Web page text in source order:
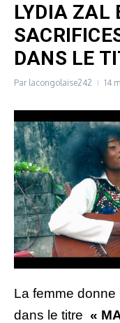
LYDIA ZAL
DANS LE
Par lacongolaise242 14
La femme
dans le titre «